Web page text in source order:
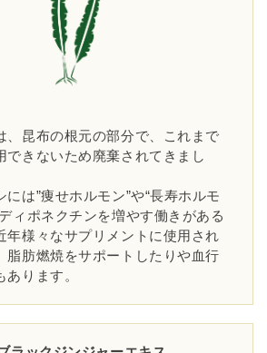
、昆布の根元の部分で、これまで
できないため廃棄されてきまし
には”痩せホルモン”や“長寿ホルモ
ィポネクチンを増やす働きがある
年様々なサプリメントに使用され
脂肪燃焼をサポートしたりや血行
ります。